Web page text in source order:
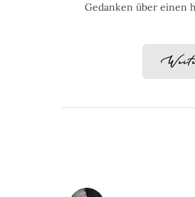
Gedanken über einen